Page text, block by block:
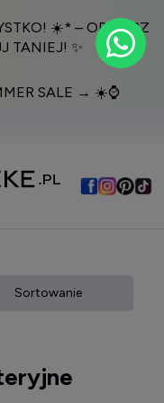
☀️* – ODBIERZ
TANIEJ! ✨
SALE → ☀️⌚️
Sortowanie